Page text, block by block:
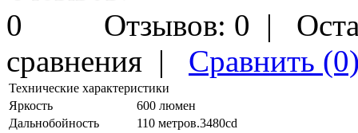
Отзывов: 0 |
сравнения | Сравнить
Технические характеристики
Яркость
600 люмен
Дальнобойность
110 метров.3480cd